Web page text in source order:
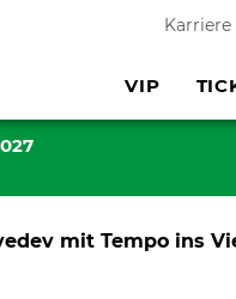
Karriere
VIP
mit Tempo ins